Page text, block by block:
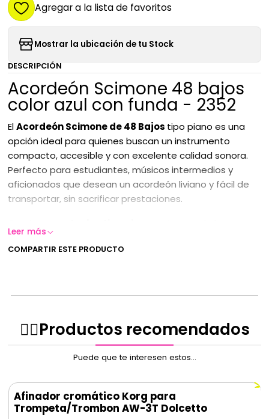
Agregar a la lista de favoritos
Mostrar la ubicación de tu Stock
DESCRIPCIÓN
Acordeón Scimone 48 bajos
color azul con funda - 2352
ElAcordeón Scimone de 48 Bajos tipo piano es una
opción ideal para quienes buscan un instrumento
compacto, accesible y con excelente calidad sonora.
Perfecto para estudiantes, músicos intermedios y
aficionados que desean un acordeón liviano y fácil de
transportar, sin sacrificar prestaciones.
especialmente intuitivo para principiantes o para
quienes ya poseen conocimientos de piano o teclado,
tradicionales hasta los contemporáneos:
presente en cueca, cumbia, y en diversas
expresiones de Europa del Este, Italia, Francia y
Música clásica:
compuestas especialmente para acordeón.
Leer más
COMPARTIR ESTE PRODUCTO
✌🏻️Productos recomendados
Puede que te interesen estos...
Afinador cromático Korg para
Trompeta/Trombon AW-3T Dolcetto